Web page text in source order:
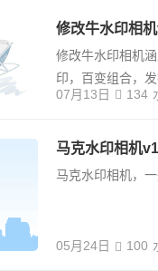
修改牛水印相
修改牛水印相机
印，百变组合，
07月13日
134
马克水印相机
马克水印相机，
05月24日 100